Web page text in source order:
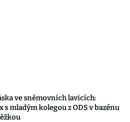
ve sněmovních lavicích:
s mladým kolegou z ODS v bazénu